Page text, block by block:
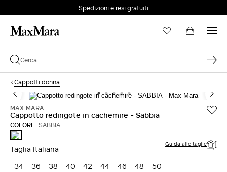
Spedizioni e resi gratuiti
Cappotti donna
MAX MARA
Cappotto redingote in cachemire - Sabbia
COLORE: SABBIA
SABBIA
Taglia Italiana Guida alle taglie
34 36 38 40 42 44 46 48
50
PASSWORD *
ACCEDI